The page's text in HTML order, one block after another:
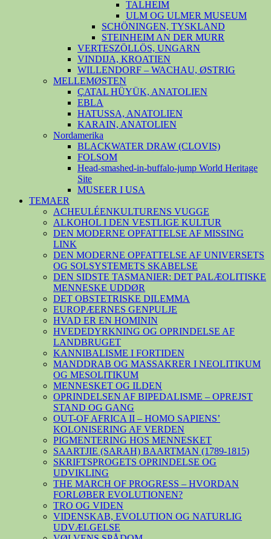
TALHEIM
ULM OG ULMER MUSEUM
SCHÖNINGEN, TYSKLAND
STEINHEIM AN DER MURR
VERTESZÖLLÖS, UNGARN
VINDIJA, KROATIEN
WILLENDORF – WACHAU, ØSTRIG
MELLEMØSTEN
ÇATAL HÜYÜK, ANATOLIEN
EBLA
HATUSSA, ANATOLIEN
KARAIN, ANATOLIEN
Nordamerika
BLACKWATER DRAW (CLOVIS)
FOLSOM
Head-smashed-in-buffalo-jump World Heritage
Site
MUSEER I USA
TEMAER
ACHEULÉENKULTURENS VUGGE
ALKOHOL I DEN VESTLIGE KULTUR
DEN MODERNE OPFATTELSE AF MISSING
LINK
DEN MODERNE OPFATTELSE AF UNIVERSETS
OG SOLSYSTEMETS SKABELSE
DEN SIDSTE TASMANIER: DET PALÆOLITISKE
MENNESKE UDDØR
DET OBSTETRISKE DILEMMA
EUROPÆERNES GENPULJE
HVAD ER EN HOMININ
HVEDEDYRKNING OG OPRINDELSE AF
LANDBRUGET
KANNIBALISME I FORTIDEN
MANDDRAB OG MASSAKRER I NEOLITIKUM
OG MESOLITIKUM
MENNESKET OG ILDEN
OPRINDELSEN AF BIPEDALISME – OPREJST
STAND OG GANG
OUT-OF AFRICA II – HOMO SAPIENS’
KOLONISERING AF VERDEN
PIGMENTERING HOS MENNESKET
SAARTJIE (SARAH) BAARTMAN (1789-1815)
SKRIFTSPROGETS OPRINDELSE OG
UDVIKLING
THE MARCH OF PROGRESS – HVORDAN
FORLØBER EVOLUTIONEN?
TRO OG VIDEN
VIDENSKAB, EVOLUTION OG NATURLIG
UDVÆLGELSE